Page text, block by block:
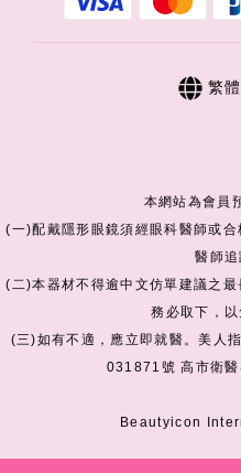
繁
本網站為會員
(一)配戴隱形眼鏡須經眼科醫師或
醫師追
(二)本器材不得逾中文仿單建議之
務必取下，以
(三)如有不適，應立即就醫。美人
031871號 高市衛
Beautyicon